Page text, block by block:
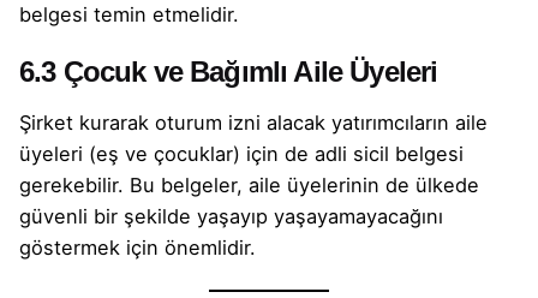
belgesi temin etmelidir.
6.3 Çocuk ve Bağımlı Aile Üyeleri
Şirket kurarak oturum izni alacak yatırımcıların aile
üyeleri (eş ve çocuklar) için de adli sicil belgesi
gerekebilir. Bu belgeler, aile üyelerinin de ülkede
güvenli bir şekilde yaşayıp yaşayamayacağını
göstermek için önemlidir.